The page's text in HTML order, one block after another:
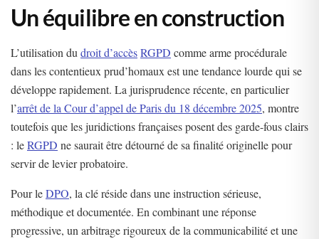
Un équilibre en construction
L’utilisation du droit d’accèsRGPD comme arme procédurale
dans les contentieux prud’homaux est une tendance lourde qui se
développe rapidement. La jurisprudence récente, en particulier
l’arrêt de la Cour d’appel de Paris du 18 décembre 2025, montre
toutefois que les juridictions françaises posent des garde-fous clairs
: leRGPD ne saurait être détourné de sa finalité originelle pour
servir de levier probatoire.
Pour leDPO, la clé réside dans une instruction sérieuse,
méthodique et documentée. En combinant une réponse
progressive, un arbitrage rigoureux de la communicabilité et une